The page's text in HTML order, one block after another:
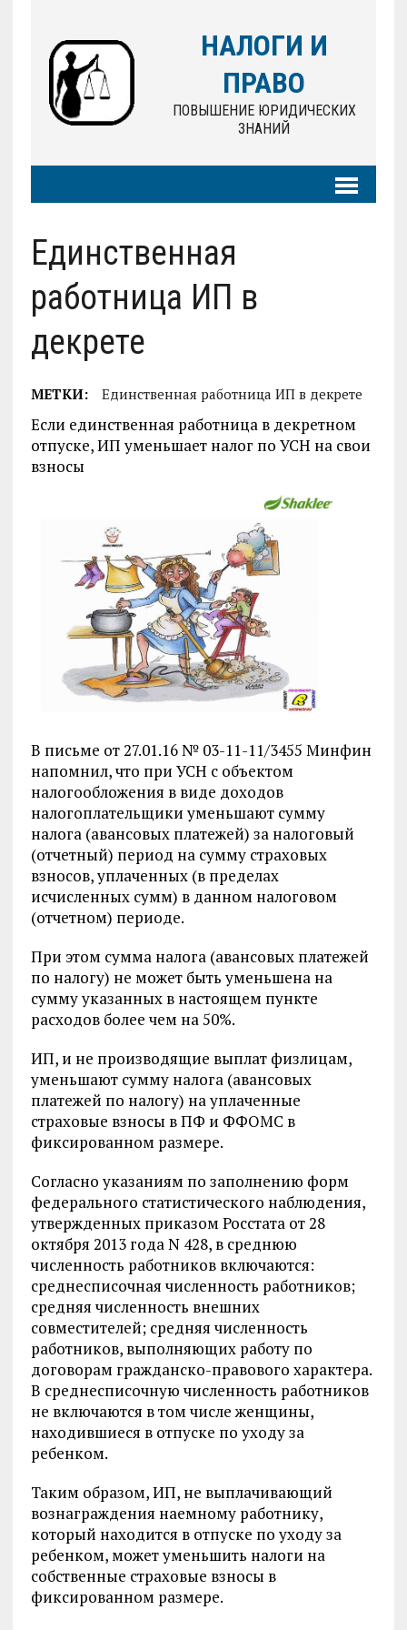
НАЛОГИ И
ПРАВО
ПОВЫШЕНИЕ ЮРИДИЧЕСКИХ
ЗНАНИЙ
Единственная
работница ИП в
декрете
МЕТКИ: Единственная работница ИП в декрете
Если единственная работница в декретном
отпуске, ИП уменьшает налог по УСН на свои
взносы
В письме от 27.01.16 № 03-11-11/3455 Минфин
напомнил, что при УСН с объектом
налогообложения в виде доходов
налогоплательщики уменьшают сумму
налога (авансовых платежей) за налоговый
(отчетный) период на сумму страховых
взносов, уплаченных (в пределах
исчисленных сумм) в данном налоговом
(отчетном) периоде.
При этом сумма налога (авансовых платежей
по налогу) не может быть уменьшена на
сумму указанных в настоящем пункте
расходов более чем на 50%.
ИП, и не производящие выплат физлицам,
уменьшают сумму налога (авансовых
платежей по налогу) на уплаченные
страховые взносы в ПФ и ФФОМС в
фиксированном размере.
Согласно указаниям по заполнению форм
федерального статистического наблюдения,
утвержденных приказом Росстата от 28
октября 2013 года N 428, в среднюю
численность работников включаются:
среднесписочная численность работников;
средняя численность внешних
совместителей; средняя численность
работников, выполняющих работу по
договорам гражданско-правового характера.
В среднесписочную численность работников
не включаются в том числе женщины,
находившиеся в отпуске по уходу за
ребенком.
Таким образом, ИП, не выплачивающий
вознаграждения наемному работнику,
который находится в отпуске по уходу за
ребенком, может уменьшить налоги на
собственные страховые взносы в
фиксированном размере.